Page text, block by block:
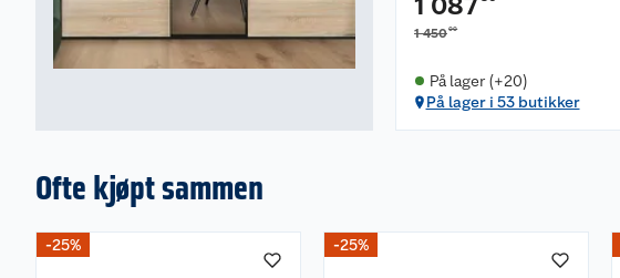
1 45000
På lager (+20)
På lager i 53 butikker
Ofte kjøpt sammen
-25% -25%